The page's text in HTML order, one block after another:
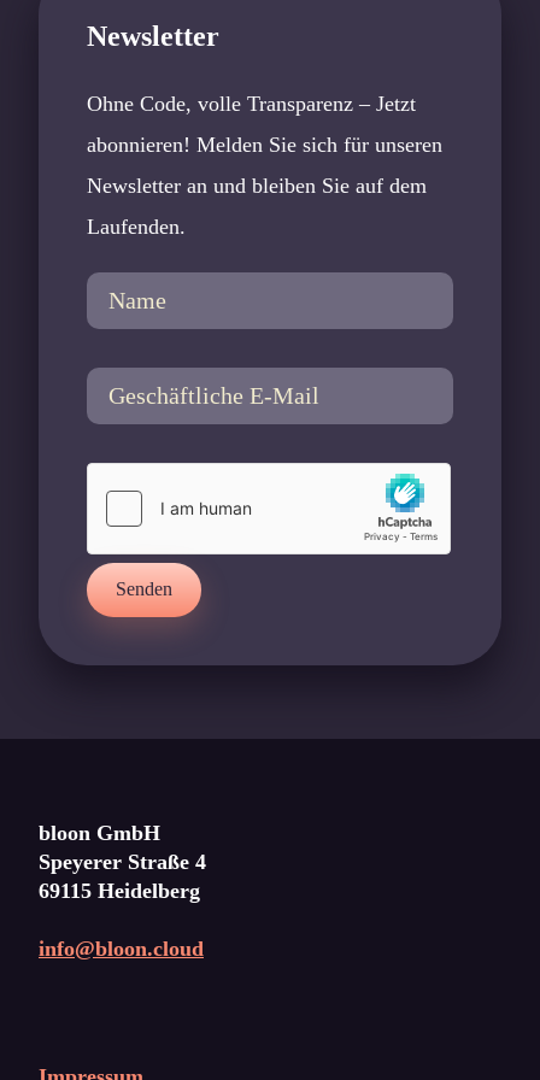
Newsletter
Ohne Code, volle Transparenz – Jetzt
abonnieren! Melden Sie sich für unseren
Newsletter an und bleiben Sie auf dem
Laufenden.
Senden
bloon GmbH
Speyerer Straße 4
69115 Heidelberg
info@bloon.cloud